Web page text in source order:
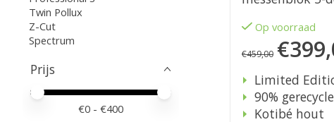
Twin Pollux
Z-Cut
Spectrum
Prijs
Minimale prijswaarde
Price maximum value
€0 - €400
Op voorraad
€459,00
Limited
90%
Kotibé hout